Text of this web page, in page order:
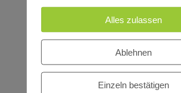
Alles zulassen
Ablehnen
Einzeln bestätigen